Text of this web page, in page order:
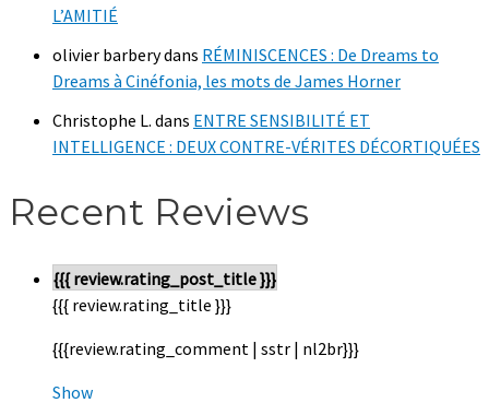
L’AMITIÉ
olivier barberydans RÉMINISCENCES : De Dreams to
Dreams à Cinéfonia, les mots de James Horner
Christophe L. dans ENTRE SENSIBILITÉ ET
INTELLIGENCE : DEUX CONTRE-VÉRITES DÉCORTIQUÉES
Recent Reviews
{{{ review.rating_post_title }}}
{{{ review.rating_title }}}
{{{review.rating_comment | sstr | nl2br}}}
Show